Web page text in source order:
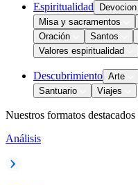
Espiritualidad Devocion
Misa y sacramentos
Oración
Santos
Valores espiritualidad
Descubrimiento Arte
Santuario
Viajes
Nuestros formatos destacados
Análisis